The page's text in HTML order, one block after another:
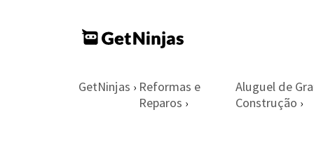
GetNinjas › Reformas e
Reparos ›
Aluguel de
Construção ›